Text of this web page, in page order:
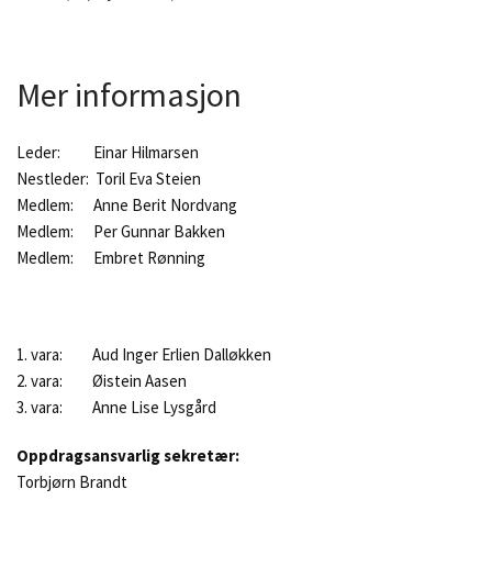
Mer informasjon
Leder: Einar Hilmarsen
Nestleder: Toril Eva Steien
Medlem: Anne Berit Nordvang
Medlem: Per Gunnar Bakken
Medlem: Embret Rønning
1. vara: Aud Inger Erlien Dalløkken
2. vara: Øistein Aasen
3. vara: Anne Lise Lysgård
Oppdragsansvarlig sekretær:
Torbjørn Brandt